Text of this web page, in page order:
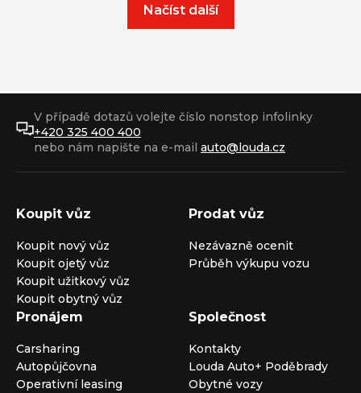
Načíst další
V případě dotazů volejte číslo nonstop infolinky
+420 325 400 400
nebo nám napište na e-mail auto@louda.cz
Koupit vůz
Koupit nový vůz
Koupit ojetý vůz
Koupit užitkový vůz
Koupit obytný vůz
Prodat vůz
Nezávazně ocenit
Průběh výkupu vozu
Pronájem
Carsharing
Autopůjčovna
Operativní leasing
Společnost
Kontakty
Louda Auto+ Poděbrady
Obytné vozy